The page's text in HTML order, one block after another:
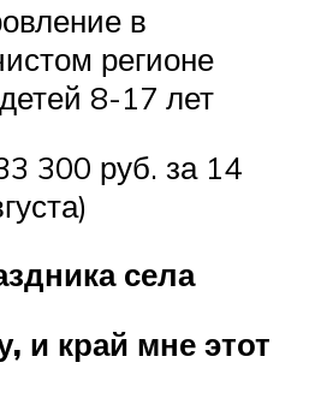
в
регионе
8-17 лет
300 руб. за 14
села
и край мне этот